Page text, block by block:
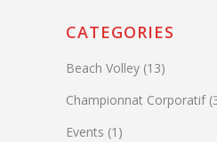
CATEGORIES
Beach Volley (13)
Championnat Corporatif
Events (1)